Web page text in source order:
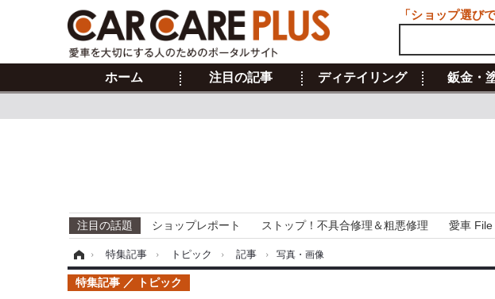
ホーム 注目の記事 ディテイリング 鈑金・
注目の話題 ショップレポート ストップ！不具合修理＆粗悪修理 愛車 File
› 特集記事 › トピック › 記事 › 写真・画像
特集記事 トピック
「ショップ選び